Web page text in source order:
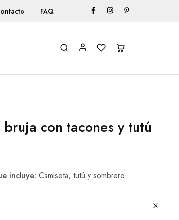
FAQ
con tacones y tutú
incluye: Camiseta, tutú y sombrero